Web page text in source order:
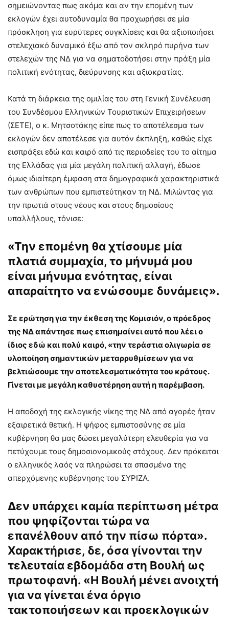
σημειώνοντας πως ακόμα και αν την επομένη των
εκλογών έχει αυτοδυναμία θα προχωρήσει σε μία
πρόσκληση για ευρύτερες συγκλίσεις και θα αξιοποιήσει
στελεχιακό δυναμικό έξω από τον σκληρό πυρήνα των
στελεχών της ΝΔ για να σηματοδοτήσει στην πράξη μία
πολιτική ενότητας, διεύρυνσης και αξιοκρατίας.
Κατά τη διάρκεια της ομιλίας του στη Γενική Συνέλευση
του Συνδέσμου Ελληνικών Τουριστικών Επιχειρήσεων
(ΣΕΤΕ), ο κ. Μητσοτάκης είπε πως το αποτέλεσμα των
εκλογών δεν αποτέλεσε για αυτόν έκπληξη, καθώς είχε
εισπράξει εδώ και καιρό από τις περιοδείες του το αίτημα
της Ελλάδας για μία μεγάλη πολιτική αλλαγή, έδωσε
όμως ιδιαίτερη έμφαση στα δημογραφικά χαρακτηριστικά
των ανθρώπων που εμπιστεύτηκαν τη ΝΔ. Μιλώντας για
την πρωτιά στους νέους και στους δημοσίους
υπαλλήλους, τόνισε:
«Την επομένη θα χτίσουμε μία
πλατιά συμμαχία, το μήνυμά μου
είναι μήνυμα ενότητας, είναι
απαραίτητο να ενώσουμε δυνάμεις».
Σε ερώτηση για την έκθεση της Κομισιόν, ο πρόεδρος
της ΝΔ απάντησε πως επισημαίνει αυτό που λέει ο
ίδιος εδώ και πολύ καιρό, «την τεράστια ολιγωρία σε
υλοποίηση σημαντικών μεταρρυθμίσεων για να
βελτιώσουμε την αποτελεσματικότητα του κράτους.
Γίνεται με μεγάλη καθυστέρηση αυτή η παρέμβαση.
Η αποδοχή της εκλογικής νίκης της ΝΔ από αγορές ήταν
εξαιρετικά θετική. Η ψήφος εμπιστοσύνης σε μία
κυβέρνηση θα μας δώσει μεγαλύτερη ελευθερία για να
πετύχουμε τους δημοσιονομικούς στόχους. Δεν πρόκειται
ο ελληνικός λαός να πληρώσει τα σπασμένα της
απερχόμενης κυβέρνησης του ΣΥΡΙΖΑ.
Δεν υπάρχει καμία περίπτωση μέτρα
που ψηφίζονται τώρα να
επανέλθουν από την πίσω πόρτα».
Χαρακτήρισε, δε, όσα γίνονται την
τελευταία εβδομάδα στη Βουλή ως
πρωτοφανή. «Η Βουλή μένει ανοιχτή
για να γίνεται ένα όργιο
τακτοποιήσεων και προεκλογικών